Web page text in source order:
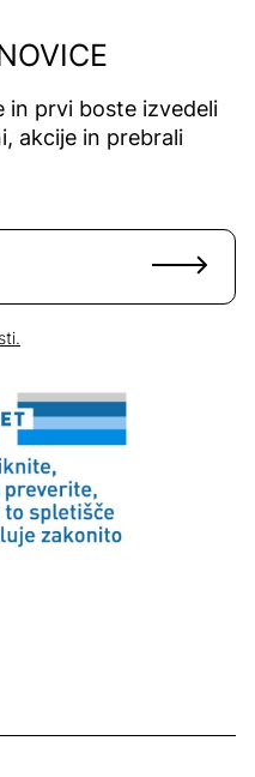
in prvi boste izvedeli
akcije in prebrali